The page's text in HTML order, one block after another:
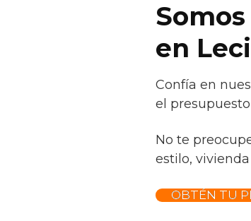
en
Confía en
el
No te
estilo,
OBTÉN TU